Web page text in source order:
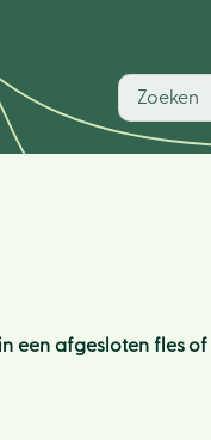
een afgesloten fles